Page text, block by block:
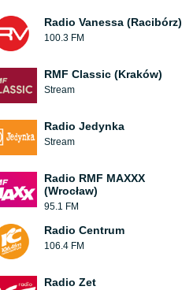
Radio Vanessa (Racibórz)
100.3 FM
RMF Classic (Kraków)
Stream
Radio Jedynka
Stream
Radio RMF MAXXX
(Wrocław)
95.1 FM
Radio Centrum
106.4 FM
Radio Zet